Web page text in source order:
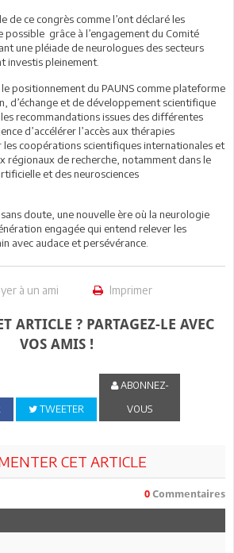
de ce congrès comme l’ont déclaré les
grâce à l’engagement du Comité
une pléiade de neurologues des secteurs
investis pleinement.
positionnement du PAUNS comme plateforme
d’échange et de développement scientifique
recommandations issues des différentes
d’accélérer l’accès aux thérapies
coopérations scientifiques internationales et
régionaux de recherche, notamment dans le
et des neurosciences
doute, une nouvelle ère où la neurologie
engagée qui entend relever les
avec audace et persévérance.
à un ami Imprimer
ARTICLE ? PARTAGEZ-LE AVEC
VOS AMIS !
TWEETER
ABONNEZ-
VOUS
CET ARTICLE
0 Commentaires